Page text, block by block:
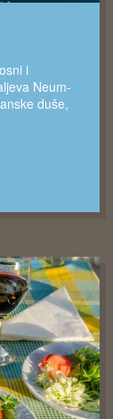
i
Neum-
duše,